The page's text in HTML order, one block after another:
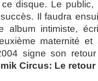
ce disque. Le
Il faudra
album intimiste,
maternité
signe son
Circus: Le